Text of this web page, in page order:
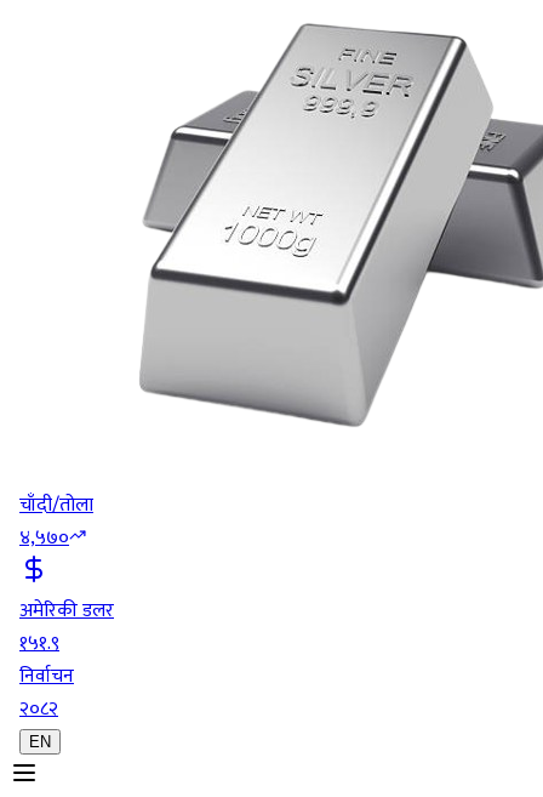
चाँदी/तोला
४,५७०
अमेरिकी डलर
१५१.९
निर्वाचन
२०८२
EN